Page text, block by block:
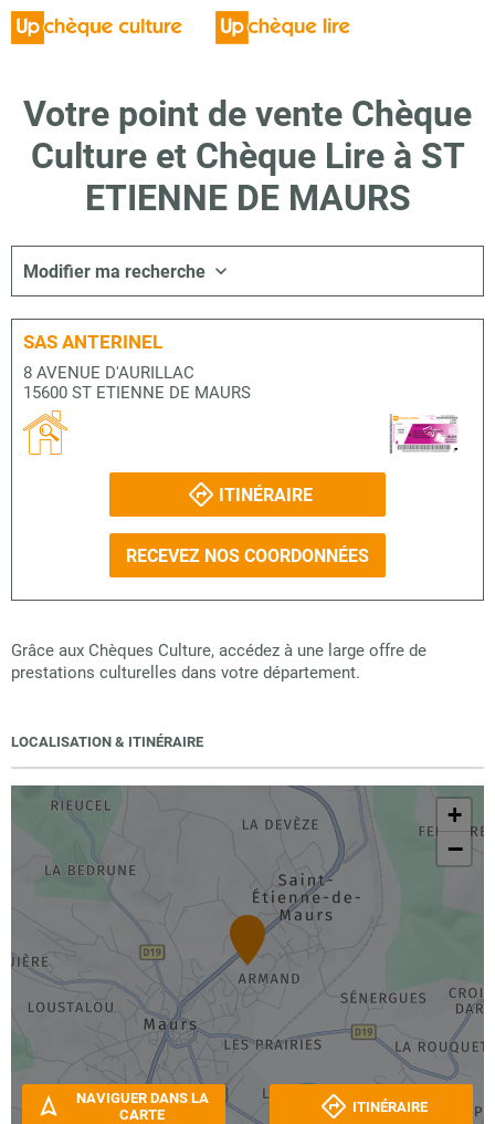
Votre point de vente Chèque
Culture et Chèque Lire à ST
ETIENNE DE MAURS
Modifier ma recherche
SAS ANTERINEL
8 AVENUE D'AURILLAC
15600 ST ETIENNE DE MAURS
ITINÉRAIRE
RECEVEZ NOS COORDONNÉES
Grâce aux Chèques Culture, accédez à une large offre de
prestations culturelles dans votre département.
LOCALISATION & ITINÉRAIRE
+
−
NAVIGUER DANS LA
CARTE
ITINÉRAIRE